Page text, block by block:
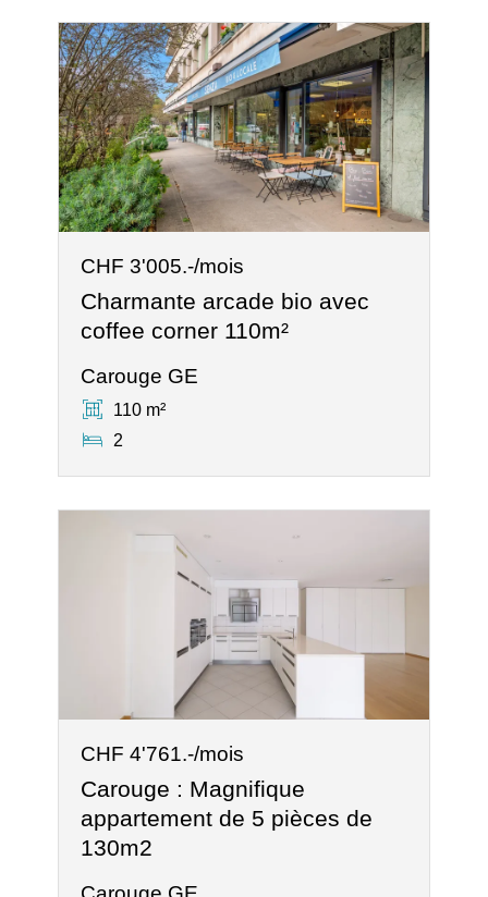
CHF 3'005.-/mois
Charmante arcade bio avec
coffee corner 110m²
Carouge GE
110 m²
2
CHF 4'761.-/mois
Carouge : Magnifique
appartement de 5 pièces de
130m2